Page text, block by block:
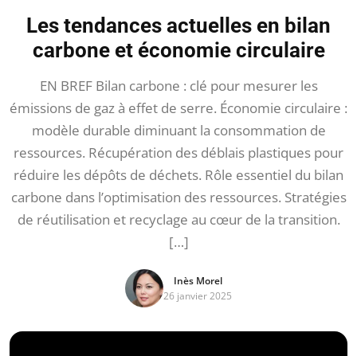
Les tendances actuelles en bilan
carbone et économie circulaire
EN BREF Bilan carbone : clé pour mesurer les
émissions de gaz à effet de serre. Économie circulaire :
modèle durable diminuant la consommation de
ressources. Récupération des déblais plastiques pour
réduire les dépôts de déchets. Rôle essentiel du bilan
carbone dans l’optimisation des ressources. Stratégies
de réutilisation et recyclage au cœur de la transition.
[…]
Inès Morel
26 janvier 2025